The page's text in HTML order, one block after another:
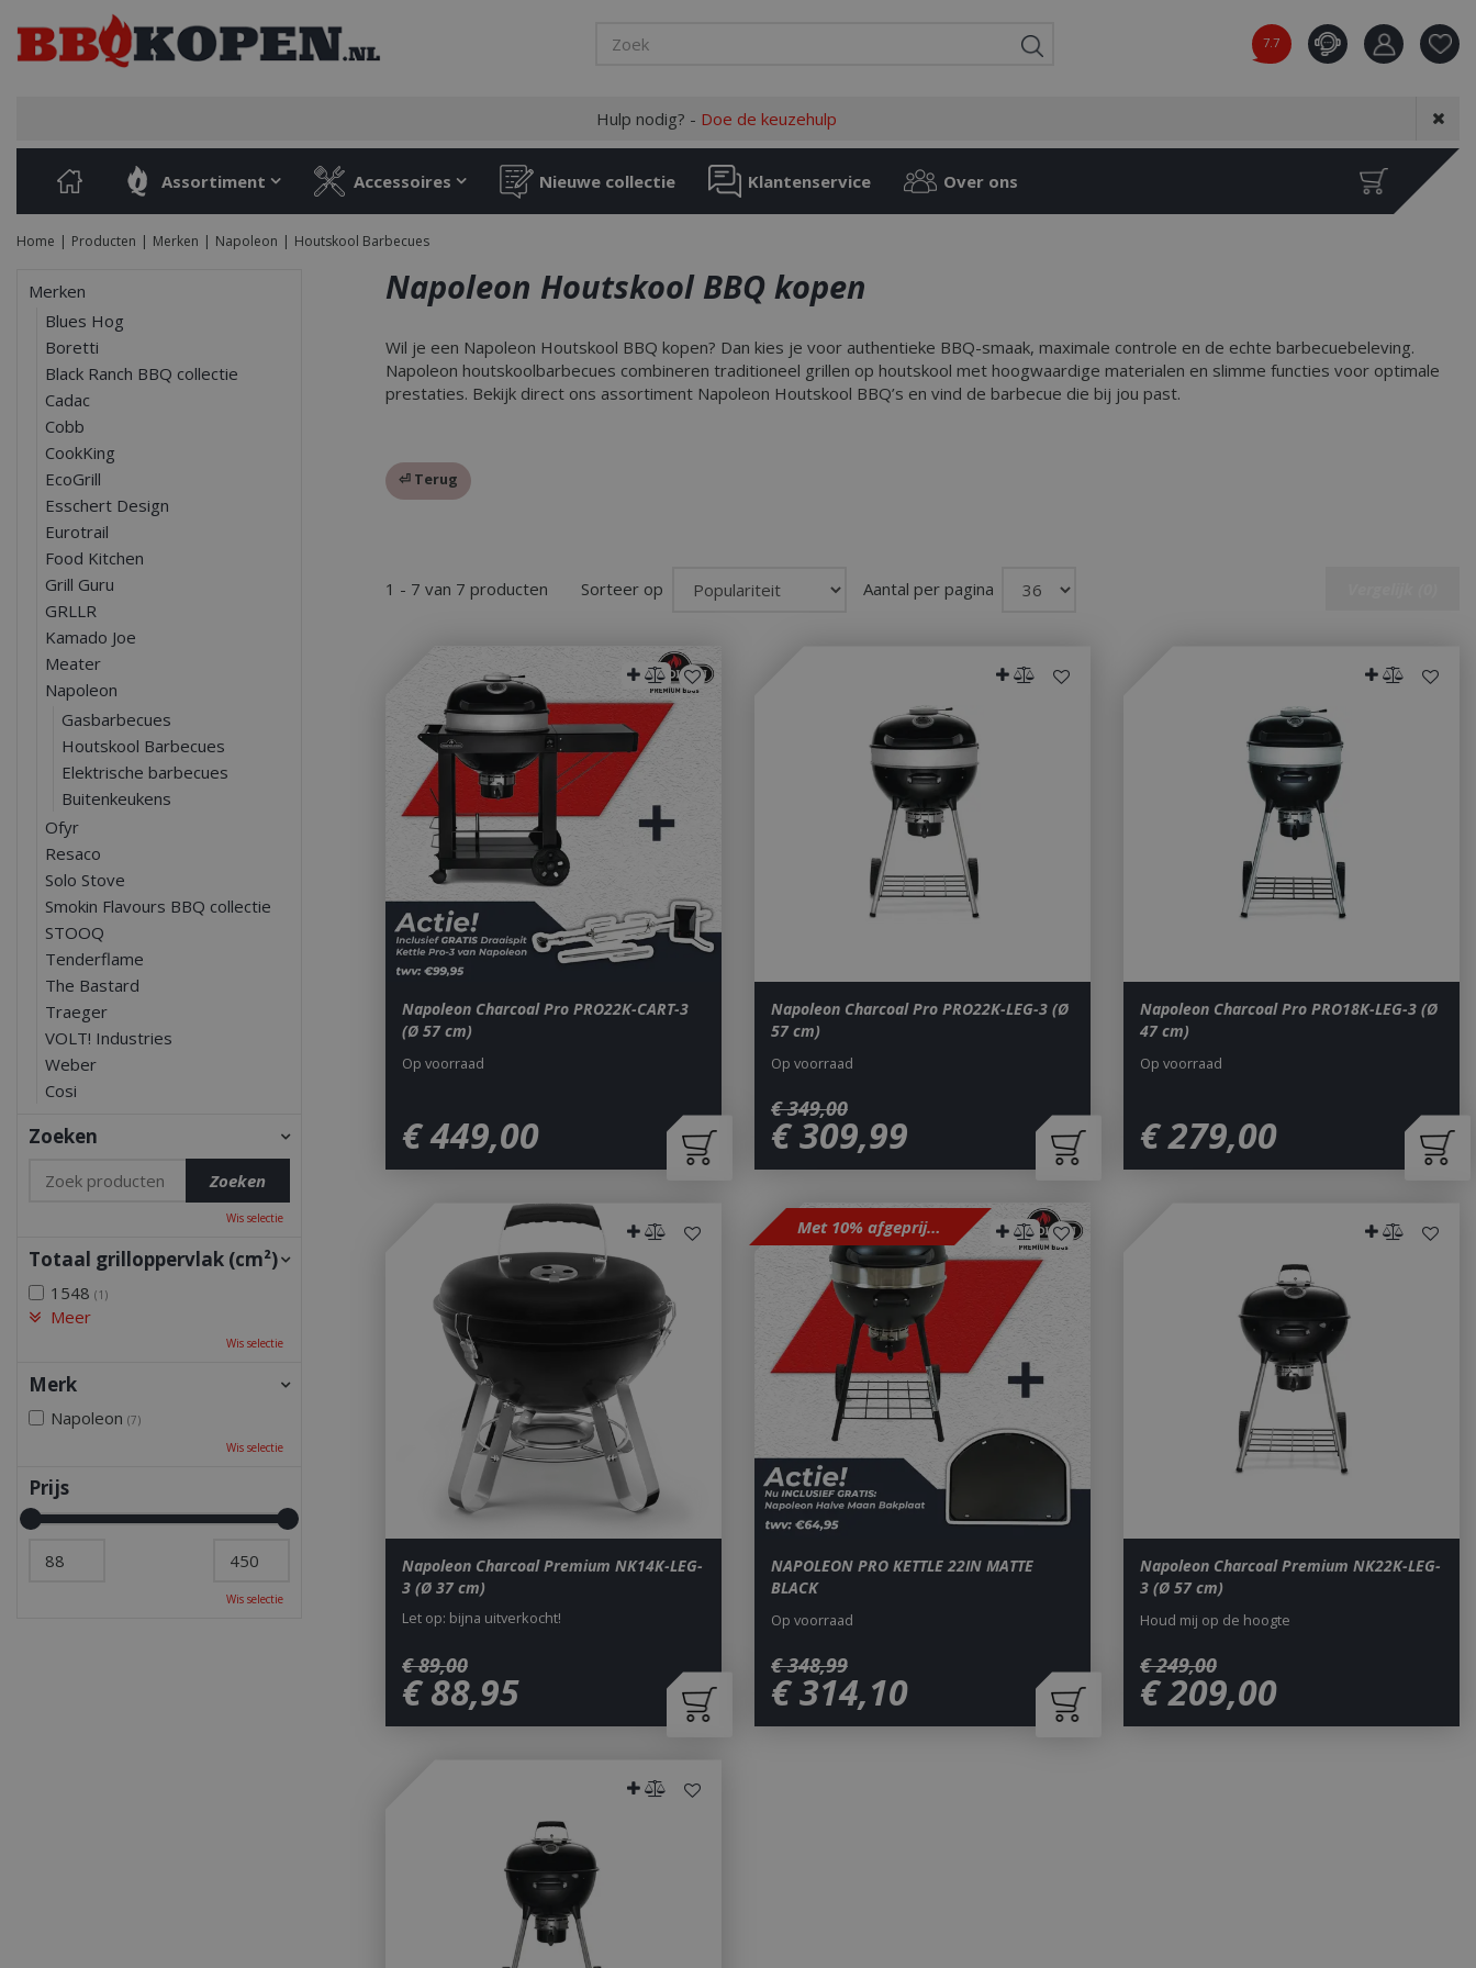
naar
content
Home Producten Merken Napoleon Houtskool Barbecues
7.7
Hulp nodig? - Doe de keuzehulp
Assortiment Accessoires Nieuwe collectie Klantenservice Over ons
Napoleon Houtskool BBQ kopen
Wil je een Napoleon Houtskool BBQ kopen? Dan kies je voor authentieke BBQ-smaak, maximale controle en de echte barbecuebeleving.
Napoleon houtskoolbarbecues combineren traditioneel grillen op houtskool met hoogwaardige materialen en slimme functies voor optimale
prestaties. Bekijk direct ons assortiment Napoleon Houtskool BBQ’s en vind de barbecue die bij jou past.
⏎ Terug
1 - 7 van 7 producten Aantal per pagina
Sorteer op
Napoleon Charcoal Pro PRO22K-CART-3
(Ø 57 cm)
€449,00
Op voorraad
Napoleon Charcoal Pro PRO22K-LEG-3 (Ø
57 cm)
€ 349,00
€309,99
Op voorraad
Napoleon Charcoal Pro PRO18K-LEG-3 (Ø
47 cm)
€279,00
Op voorraad
Napoleon Charcoal Premium NK14K-LEG-
3 (Ø 37 cm)
€ 89,00
€ 88,95
Let op: bijna uitverkocht!
Met 10% afgeprijsd
NAPOLEON PRO KETTLE 22IN MATTE
BLACK
€ 348,99
€314,10
Op voorraad
Napoleon Charcoal Premium NK22K-LEG-
3 (Ø 57 cm)
€ 249,00
€209,00
Houd mij op de hoogte
Merken
Blues Hog
Boretti
Black Ranch BBQ collectie
Cadac
Cobb
CookKing
EcoGrill
Esschert Design
Eurotrail
Food Kitchen
Grill Guru
GRLLR
Kamado Joe
Meater
Napoleon
Gasbarbecues
Houtskool Barbecues
Elektrische barbecues
Buitenkeukens
Ofyr
Resaco
Solo Stove
Smokin Flavours BBQ collectie
STOOQ
Tenderflame
The Bastard
Traeger
VOLT! Industries
Weber
Cosi
Zoeken
Wis selectie
Totaal grilloppervlak (cm²)
1548 (1)
Meer
Wis selectie
Merk
Napoleon (7)
Wis selectie
Prijs
Wis selectie